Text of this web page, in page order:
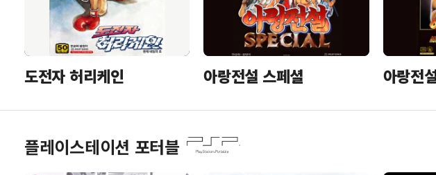
도전자 허리케인 아랑전설 스페셜 아랑전
플레이스테이션 포터블